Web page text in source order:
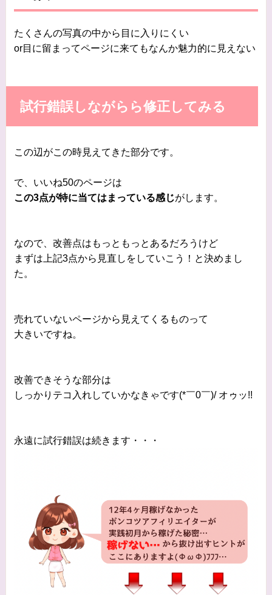
たくさんの写真の中から目に入りにくい
or目に留まってページに来てもなんか魅力的に見えない
試行錯誤しながらら修正してみる
この辺がこの時見えてきた部分です。
で、いいね50のページは
この3点が特に当てはまっている感じがします。
なので、改善点はもっともっとあるだろうけど
まずは上記3点から見直しをしていこう！と決めまし
た。
売れていないページから見えてくるものって
大きいですね。
改善できそうな部分は
しっかりテコ入れしていかなきゃです(*￣0￣)/ オゥッ!!
永遠に試行錯誤は続きます・・・